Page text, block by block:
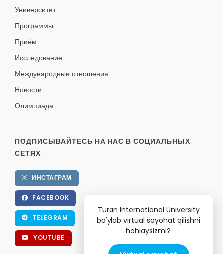
Университет
Программы
Приём
Исследование
Международные отношения
Новости
Олимпиада
ПОДПИСЫВАЙТЕСЬ НА НАС В СОЦИАЛЬНЫХ
СЕТЯХ
ИНСТАГРАМ
FACEBOOK
TELEGRAM
YOUTUBE
Turan International University
bo'ylab virtual sayohat qilishni
hohlaysizmi?